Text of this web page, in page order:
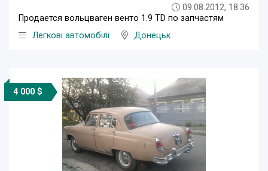
09.08.2012, 18:36
Продается вольцваген венто 1.9 TD по запчастям
Легкові автомобілі
Донецьк
4 000 $